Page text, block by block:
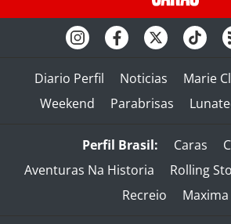
Diario Perfil Noticias Marie
Weekend
Parabrisas
Perfil Brasil: Caras
Aventuras Na Historia
Rolling
Recreio
Maxima